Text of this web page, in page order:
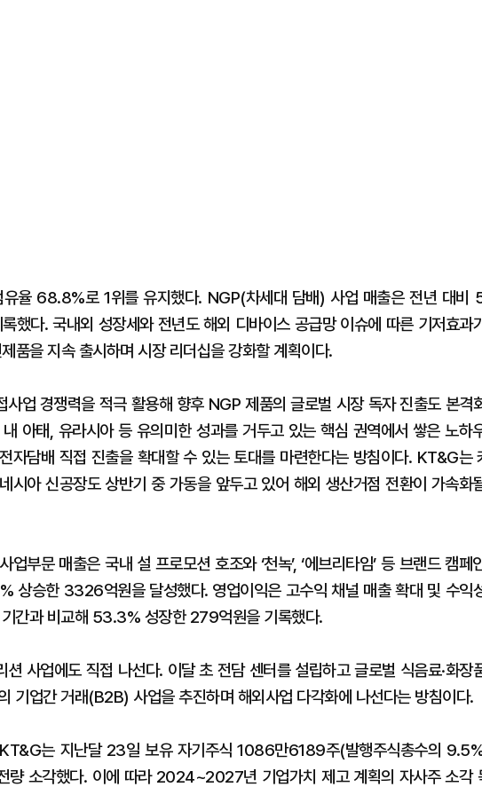
유율 68.8%로 1위를 유지했다. NGP(차세대 담배) 사업 매출은 전년 대비
했다. 국내외 성장세와 전년도 해외 디바이스 공급망 이슈에 따른 기저효과
품을 지속 출시하며 시장 리더십을 강화할 계획이다.
업 경쟁력을 적극 활용해 향후 NGP 제품의 글로벌 시장 독자 진출도 본격
아태, 유라시아 등 유의미한 성과를 거두고 있는 핵심 권역에서 쌓은 노하
자담배 직접 진출을 확대할 수 있는 토대를 마련한다는 방침이다. KT&G는
시아 신공장도 상반기 중 가동을 앞두고 있어 해외 생산거점 전환이 가속화
업부문 매출은 국내 설 프로모션 호조와 ‘천녹’, ‘에브리타임’ 등 브랜드 캠페
상승한 3326억원을 달성했다. 영업이익은 고수익 채널 매출 확대 및 수익
간과 비교해 53.3% 성장한 279억원을 기록했다.
사업에도 직접 나선다. 이달 초 전담 센터를 설립하고 글로벌 식음료·화장
기업간 거래(B2B) 사업을 추진하며 해외사업 다각화에 나선다는 방침이다.
는 지난달 23일 보유 자기주식 1086만6189주(발행주식총수의
량 소각했다. 이에 따라 2024~2027년 기업가치 제고 계획의 자사주 소각